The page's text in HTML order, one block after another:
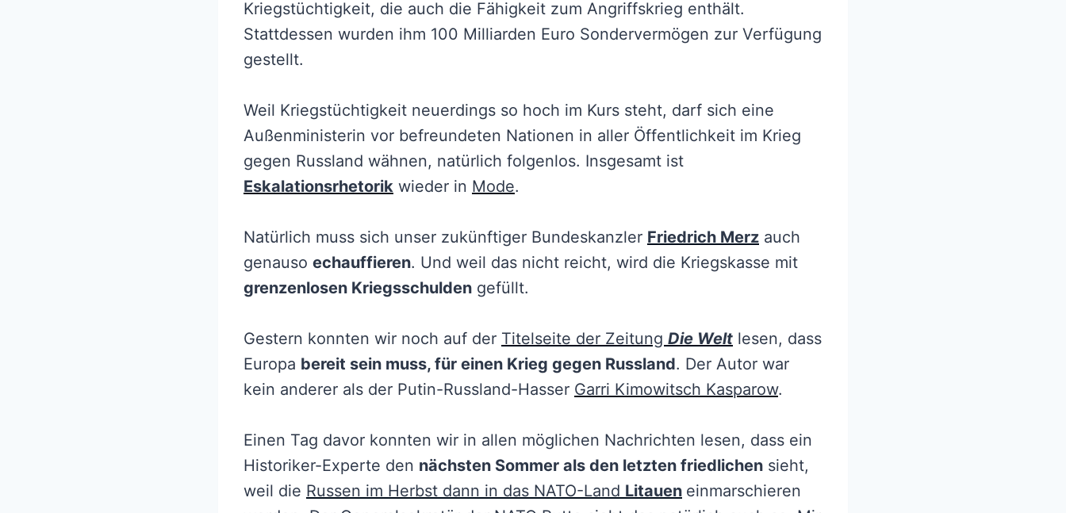
Kriegstüchtigkeit, die auch die Fähigkeit zum Angriffskrieg enthält.
Stattdessen wurden ihm 100 Milliarden Euro Sondervermögen zur Verfügung
gestellt.
Weil Kriegstüchtigkeit neuerdings so hoch im Kurs steht, darf sich eine
Außenministerin vor befreundeten Nationen in aller Öffentlichkeit im Krieg
gegen Russland wähnen, natürlich folgenlos. Insgesamt ist
Eskalationsrhetorik wieder in Mode.
Natürlich muss sich unser zukünftiger Bundeskanzler Friedrich Merz auch
genauso echauffieren. Und weil das nicht reicht, wird die Kriegskasse mit
grenzenlosen Kriegsschulden gefüllt.
Gestern konnten wir noch auf der Titelseite der Zeitung Die Welt lesen, dass
Europa bereit sein muss, für einen Krieg gegen Russland. Der Autor war
kein anderer als der Putin-Russland-Hasser Garri Kimowitsch Kasparow.
Einen Tag davor konnten wir in allen möglichen Nachrichten lesen, dass ein
Historiker-Experte den nächsten Sommer als den letzten friedlichen sieht,
weil die Russen im Herbst dann in das NATO-Land Litauen einmarschieren